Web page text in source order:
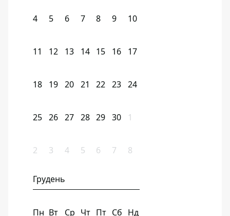
4 5 6 7 8 9 10
11 12 13 14 15 16 17
18 19 20 21 22 23 24
25 26 27 28 29 30 1
2 3 4 5 6 7 8
Грудень
Пн Вт Ср Чт Пт Сб Нд